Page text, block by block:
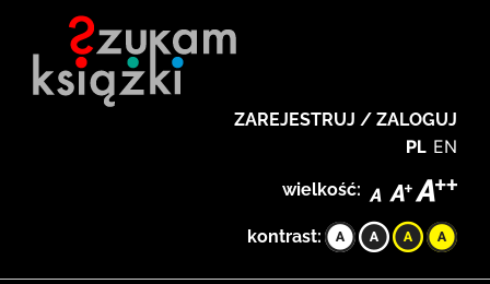
ZAREJESTRUJ / ZALOGUJ
PL EN
wielkość:
kontrast: